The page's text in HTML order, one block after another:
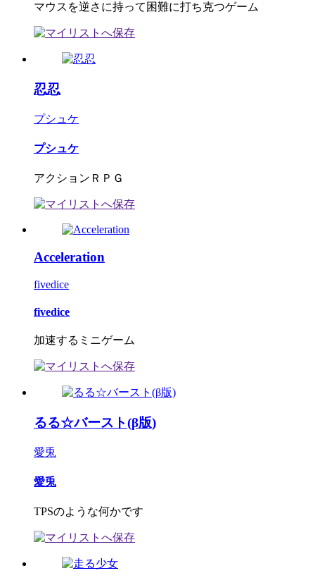
マウスを逆さに持って困難に打ち克つゲーム
忍忍
プシュケ
プシュケ
アクションＲＰＧ
Acceleration
fivedice
fivedice
加速するミニゲーム
るる☆バースト(β版)
愛兎
愛兎
TPSのような何かです